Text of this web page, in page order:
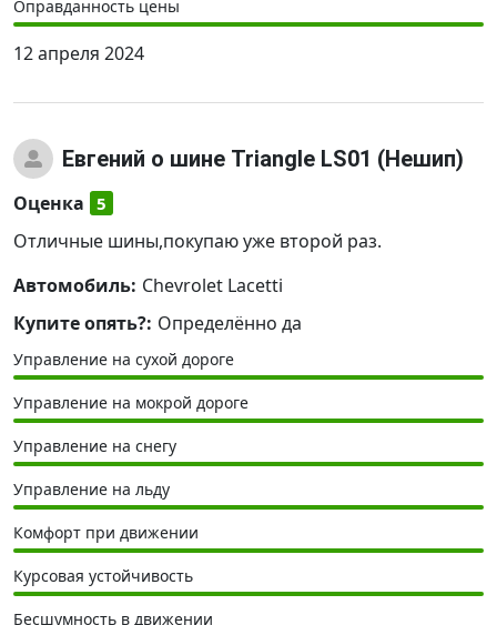
Оправданность цены
12 апреля 2024
Евгений о шине Triangle LS01 (Нешип)
Оценка 5
Отличные шины,покупаю уже второй раз.
Автомобиль: Chevrolet Lacetti
Купите опять?: Определённо да
Управление на сухой дороге
Управление на мокрой дороге
Управление на снегу
Управление на льду
Комфорт при движении
Курсовая устойчивость
Бесшумность в движении